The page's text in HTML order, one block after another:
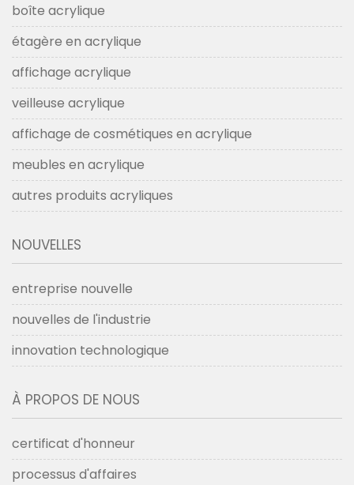
boîte acrylique
étagère en acrylique
affichage acrylique
veilleuse acrylique
affichage de cosmétiques en acrylique
meubles en acrylique
autres produits acryliques
NOUVELLES
entreprise nouvelle
nouvelles de l'industrie
innovation technologique
À PROPOS DE NOUS
certificat d'honneur
processus d'affaires